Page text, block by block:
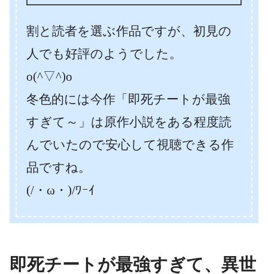
割と読者を選ぶ作品ですが、初見の
人でも好評のようでした。
o(^▽^)o
冬色的には今作「即死チートが最強
すぎて～」は原作小説をある程度読
んでいたので安心して視聴できる作
品ですね。
(/・ω・)/ﾜｰｲ
即死チートが最強すぎて、異世